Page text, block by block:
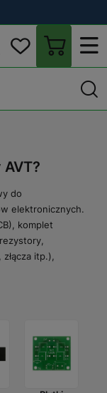
do
elektronicznych.
komplet
itp.),